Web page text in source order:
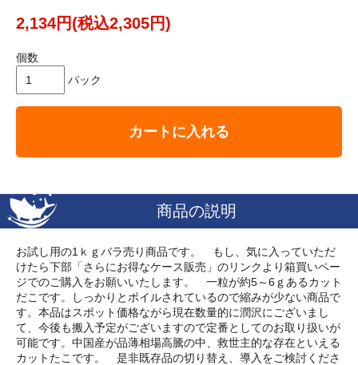
2,134円(税込2,305円)
個数
パック
カートに入れる
商品の説明
お試し用の1ｋｇバラ売り商品です。 もし、気に入っていただ
けたら下部「さらにお得なケース販売」のリンクより箱買いペー
ジでのご購入をお願いいたします。 一粒が約5～6ｇあるカット
だこです。しっかりとボイルされているので縮みが少ない商品で
す。本品はスポット価格ながら現在数量的に潤沢にございまし
て、今後も搬入予定がございますので定番としてのお取り扱いが
可能です。中国産が品薄相場高騰の中、救世主的な存在といえる
カットたこです。 是非既存品の切り替え、導入をご検討くださ